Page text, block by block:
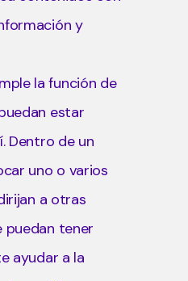
y
la función de
estar
Dentro de un
uno o varios
a otras
puedan tener
ayudar a la